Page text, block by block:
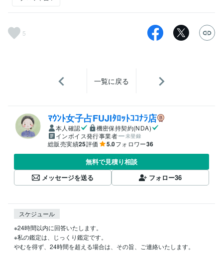
5
一覧に戻る
ﾏｳﾝﾄ女子占FUJIﾀﾛｯﾄｺｺﾅﾗ店
本人確認
機密保持契約(NDA)
インボイス発行事業者
未登録
総販売実績25評価 5.0フォロワー36
無料で見積り相談
メッセージを送る
フォロー36
スケジュール
※24時間以内に回答いたします。
※私の鑑定は、じっくり鑑定です。
やむを得ず、24時間を超える場合は、その旨、ご連絡いたします。